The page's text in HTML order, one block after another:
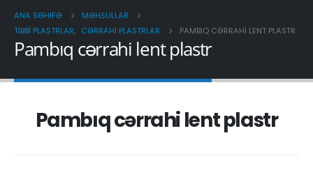
ANA SƏHIFƏ
MƏHSULLAR
TIBBI PLASTRLAR, CƏRRAHI PLASTRLAR PAMBIQ CƏRRAHI LENT PLASTR
Pambıq cərrahi lent plastr
Pambıq cərrahi lent plastr